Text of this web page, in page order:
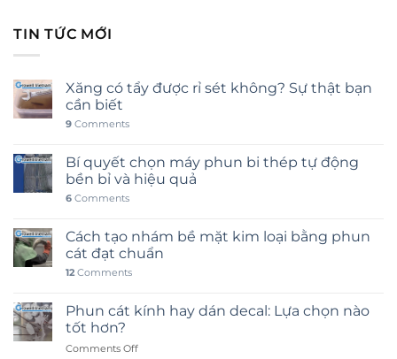
TIN TỨC MỚI
Xăng có tẩy được rỉ sét không? Sự thật bạn
cần biết
9 Comments
Bí quyết chọn máy phun bi thép tự động
bền bỉ và hiệu quả
6 Comments
Cách tạo nhám bề mặt kim loại bằng phun
cát đạt chuẩn
12Comments
Phun cát kính hay dán decal: Lựa chọn nào
tốt hơn?
Comments Offon